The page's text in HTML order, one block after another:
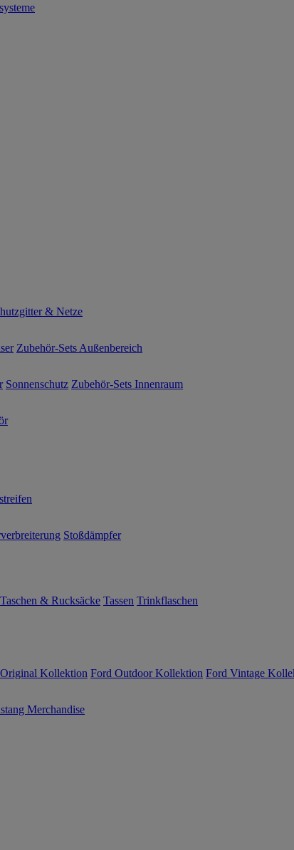
& Netze
Zubehör-Sets Außenbereich
Sonnenschutz Zubehör-Sets Innenraum
Stoßdämpfer
Taschen & Rucksäcke Tassen Trinkflaschen
Kollektion Ford Outdoor Kollektion Ford Vintage
Merchandise